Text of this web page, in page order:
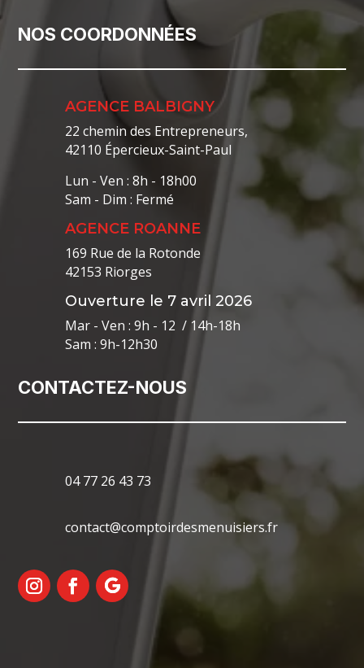
NOS COORDONNÉES
AGENCE BALBIGNY
22 chemin des Entrepreneurs,
42110 Épercieux-Saint-Paul
Lun - Ven : 8h - 18h00
Sam - Dim : Fermé
AGENCE ROANNE
169 Rue de la Rotonde
42153 Riorges
Ouverture le 7 avril 2026
Mar - Ven : 9h - 12 / 14h-18h
Sam : 9h-12h30
CONTACTEZ-NOUS
04 77 26 43 73
contact@comptoirdesmenuisiers.fr
Mentions Légales
Création Site Internet | WEBILIKO |